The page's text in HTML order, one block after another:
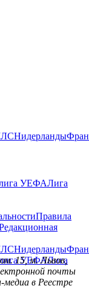
Нидерланды
УЕФАЛига
Правила
Нидерланды
УЕФАЛига
15, м. Львов,
почты
в Реестре